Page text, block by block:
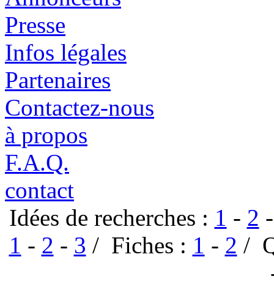
Presse
Infos légales
Partenaires
Contactez-nous
à propos
F.A.Q.
contact
Idées de recherches : 1 - 2
1 - 2 - 3 / Fiches : 1 - 2 /